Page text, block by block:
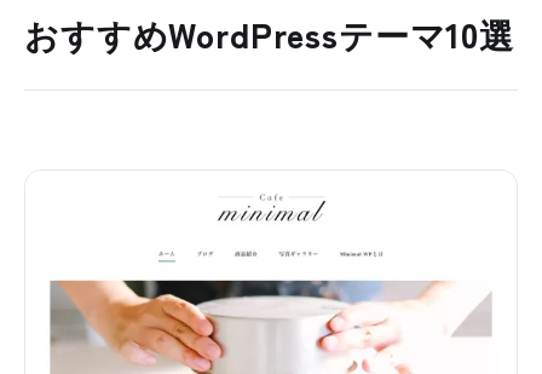
おすすめWordPressテーマ10選